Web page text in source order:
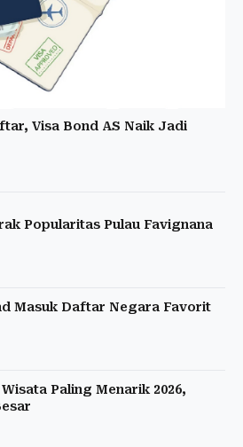
Visa Bond AS Naik Jadi
Popularitas Pulau Favignana
Masuk Daftar Negara Favorit
Paling Menarik 2026,